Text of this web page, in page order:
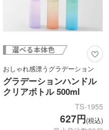
おしゃれ感漂うグラデーション
グラデーションハンドル
クリアボトル 500ml
TS-1955
627円(税込)